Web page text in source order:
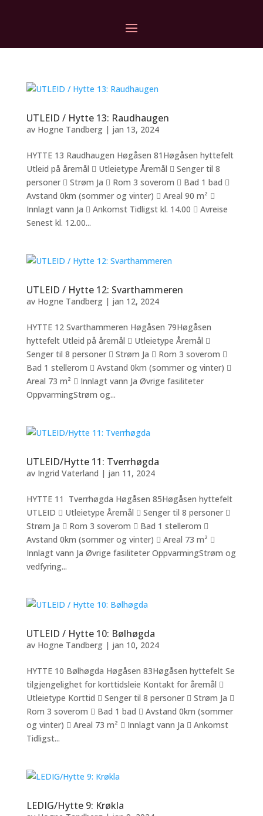
UTLEID / Hytte 13: Raudhaugen
av Hogne Tandberg| jan 13, 2024
HYTTE 13 Raudhaugen Høgåsen 81Høgåsen hyttefelt
Utleid på åremål  Utleietype Åremål  Senger til 8
personer  Strøm Ja  Rom 3 soverom  Bad 1 bad 
Avstand 0km (sommer og vinter)  Areal 90 m² 
Innlagt vann Ja  Ankomst Tidligst kl. 14.00  Avreise
Senest kl. 12.00...
UTLEID / Hytte 12: Svarthammeren
av Hogne Tandberg| jan 12, 2024
HYTTE 12 Svarthammeren Høgåsen 79Høgåsen
hyttefelt Utleid på åremål  Utleietype Åremål 
Senger til 8 personer  Strøm Ja  Rom 3 soverom 
Bad 1 stellerom  Avstand 0km (sommer og vinter) 
Areal 73 m²  Innlagt vann Ja Øvrige fasiliteter
OppvarmingStrøm og...
UTLEID/Hytte 11: Tverrhøgda
av Ingrid Vaterland | jan 11, 2024
HYTTE 11 Tverrhøgda Høgåsen 85Høgåsen hyttefelt
UTLEID  Utleietype Åremål  Senger til 8 personer 
Strøm Ja  Rom 3 soverom  Bad 1 stellerom 
Avstand 0km (sommer og vinter)  Areal 73 m² 
Innlagt vann Ja Øvrige fasiliteter OppvarmingStrøm og
vedfyring...
UTLEID / Hytte 10: Bølhøgda
av Hogne Tandberg| jan 10, 2024
HYTTE 10 Bølhøgda Høgåsen 83Høgåsen hyttefelt Se
tilgjengelighet for korttidsleie Kontakt for åremål 
Utleietype Korttid  Senger til 8 personer  Strøm Ja 
Rom 3 soverom  Bad 1 bad  Avstand 0km (sommer
og vinter)  Areal 73 m²  Innlagt vann Ja  Ankomst
Tidligst...
LEDIG/Hytte 9: Krøkla